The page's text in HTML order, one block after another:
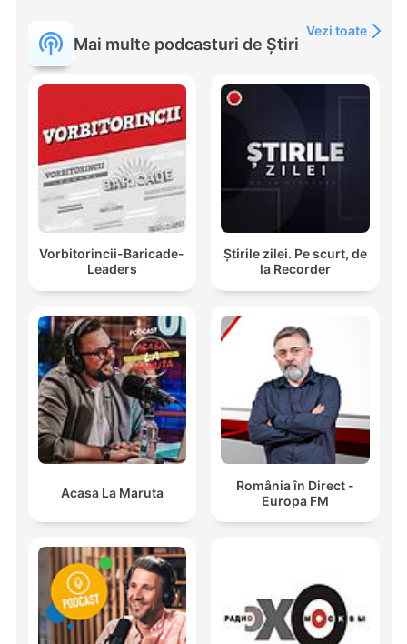
Mai multe podcasturi de Știri
Vezi toate
Vorbitorincii-Baricade-
Leaders
Știrile zilei. Pe scurt, de
la Recorder
Acasa La Maruta
România în Direct -
Europa FM